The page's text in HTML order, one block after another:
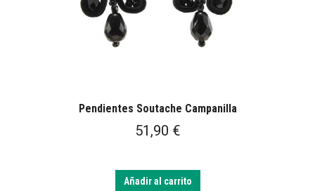
Pendientes Soutache Campanilla
51,90 €
Añadir al carrito